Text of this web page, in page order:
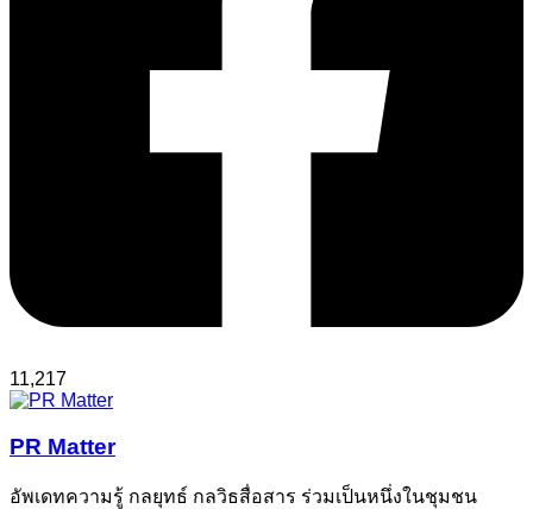
11,217
PR Matter
อัพเดทความรู้ กลยุทธ์ กลวิธสื่อสาร ร่วมเป็นหนึ่งในชุมชน